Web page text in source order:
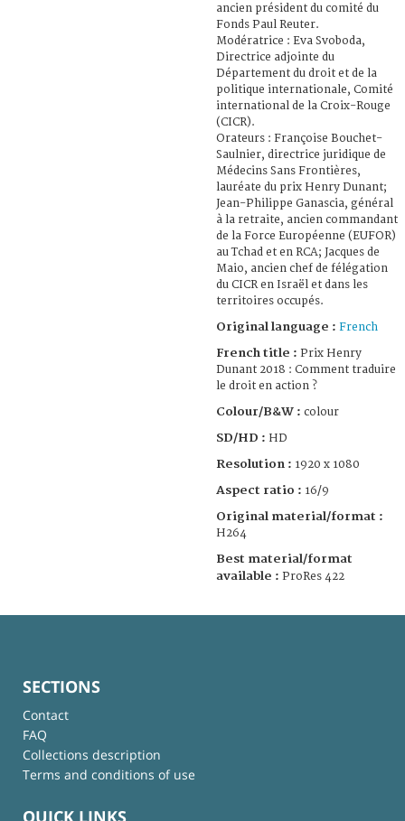
ancien président du comité du
Fonds Paul Reuter.
Modératrice : Eva Svoboda,
Directrice adjointe du
Département du droit et de la
politique internationale, Comité
international de la Croix-Rouge
(CICR).
Orateurs : Françoise Bouchet-
Saulnier, directrice juridique de
Médecins Sans Frontières,
lauréate du prix Henry Dunant;
Jean-Philippe Ganascia, général
à la retraite, ancien commandant
de la Force Européenne (EUFOR)
au Tchad et en RCA; Jacques de
Maio, ancien chef de félégation
du CICR en Israël et dans les
territoires occupés.
Original language : French
French title : Prix Henry
Dunant 2018 : Comment traduire
le droit en action ?
Colour/B&W : colour
SD/HD : HD
Resolution : 1920 x 1080
Aspect ratio : 16/9
Original material/format :
H264
Best material/format
available : ProRes 422
SECTIONS
Contact
FAQ
Collections description
Terms and conditions of use
QUICK LINKS